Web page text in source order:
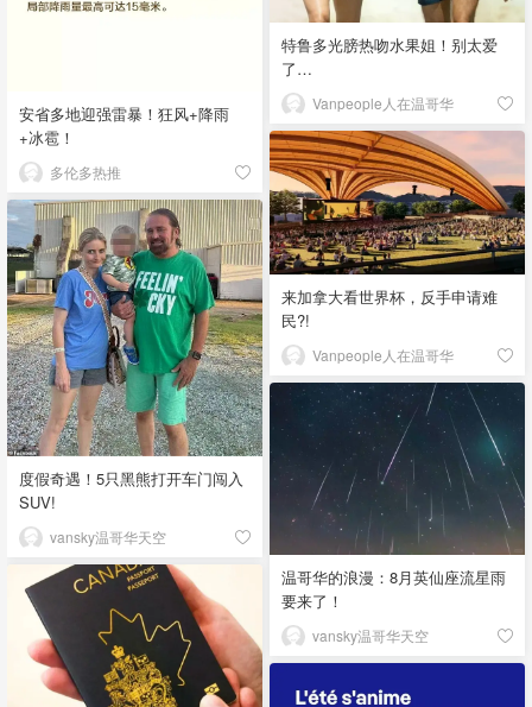
安省多地迎强雷暴！狂风+降雨
+冰雹！
多伦多热推
特鲁多光膀热吻水果姐！别太爱
了…
Vanpeople人在温哥华
来加拿大看世界杯，反手申请难
民?!
Vanpeople人在温哥华
度假奇遇！5只黑熊打开车门闯入
SUV!
vansky温哥华天空
温哥华的浪漫：8月英仙座流星雨
要来了！
vansky温哥华天空